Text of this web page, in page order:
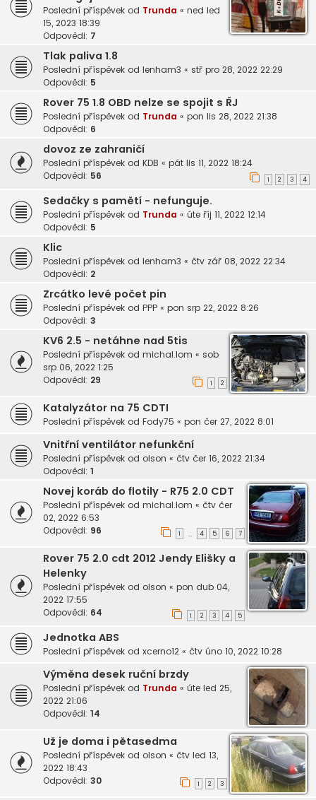
Poslední příspěvek od Trunda « ned led
15, 2023 18:39
Odpovědi: 7
Tlak paliva 1.8
Poslední příspěvek od lenham3 « stř pro 28, 2022 22:29
Odpovědi: 5
Rover 75 1.8 OBD nelze se spojit s ŘJ
Poslední příspěvek od Trunda « pon lis 28, 2022 21:38
Odpovědi: 6
dovoz ze zahraničí
Poslední příspěvek od KDB « pát lis 11, 2022 18:24
Odpovědi: 56 1 2 3 4
Sedačky s pamětí - nefunguje.
Poslední příspěvek od Trunda « úte říj 11, 2022 12:14
Odpovědi: 5
Klic
Poslední příspěvek od lenham3 « čtv zář 08, 2022 22:34
Odpovědi: 2
Zrcátko levé počet pin
Poslední příspěvek od PPP « pon srp 22, 2022 8:26
Odpovědi: 3
KV6 2.5 - netáhne nad 5tis
Poslední příspěvek od michal.lom « sob
srp 06, 2022 1:25
Odpovědi: 29 1 2
Katalyzátor na 75 CDTI
Poslední příspěvek od Fody75 « pon čer 27, 2022 8:01
Vnitřní ventilátor nefunkční
Poslední příspěvek od olson « čtv čer 16, 2022 21:34
Odpovědi: 1
Novej koráb do flotily - R75 2.0 CDT
Poslední příspěvek od michal.lom « čtv čer
02, 2022 6:53
Odpovědi: 96 1 … 4 5 6 7
Rover 75 2.0 cdt 2012 Jendy Elišky a
Helenky
Poslední příspěvek od olson « pon dub 04,
2022 17:55
Odpovědi: 64 1 2 3 4 5
Jednotka ABS
Poslední příspěvek od xcerno12 « čtv úno 10, 2022 10:28
Výměna desek ruční brzdy
Poslední příspěvek od Trunda « úte led 25,
2022 21:06
Odpovědi: 14
Už je doma i pětasedma
Poslední příspěvek od olson « čtv led 13,
2022 18:43
Odpovědi: 30 1 2 3